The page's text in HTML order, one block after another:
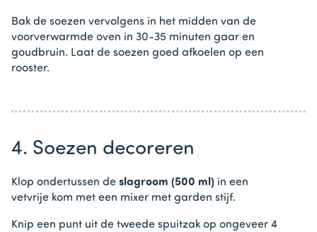
Bak de soezen vervolgens in het midden van de
voorverwarmde oven in 30-35 minuten gaar en
goudbruin. Laat de soezen goed afkoelen op een
rooster.
4. Soezen decoreren
Klop ondertussen de slagroom (500 ml) in een
vetvrije kom met een mixer met garden stijf.
Knip een punt uit de tweede spuitzak op ongeveer 4